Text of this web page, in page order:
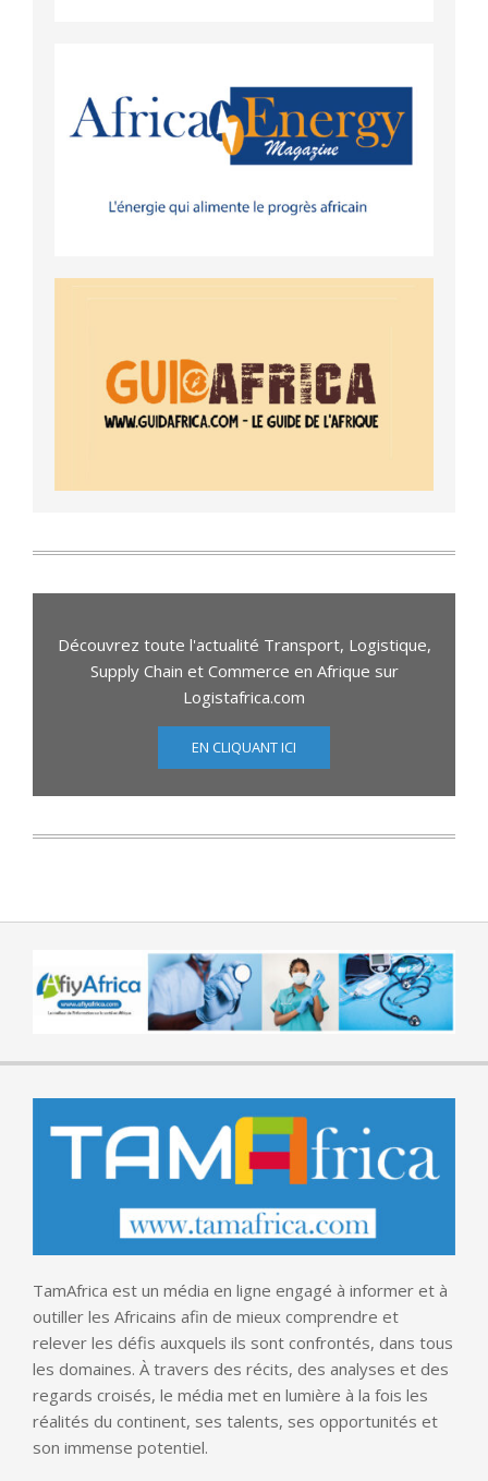
Découvrez toute l'actualité Transport, Logistique,
Supply Chain et Commerce en Afrique sur
Logistafrica.com
EN CLIQUANT ICI
TamAfrica est un média en ligne engagé à informer et à
outiller les Africains afin de mieux comprendre et
relever les défis auxquels ils sont confrontés, dans tous
les domaines. À travers des récits, des analyses et des
regards croisés, le média met en lumière à la fois les
réalités du continent, ses talents, ses opportunités et
son immense potentiel.